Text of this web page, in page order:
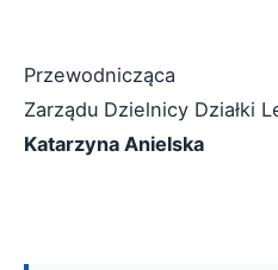
Przewodnicząca
Zarządu Dzielnicy Działki
Katarzyna Anielska